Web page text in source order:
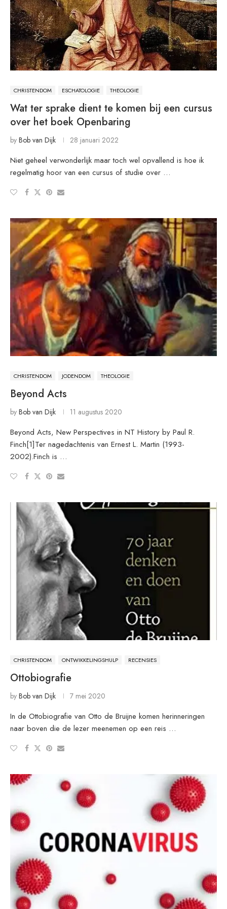
CHRISTENDOM ESCHATOLOGIE THEOLOGIE
Wat ter sprake dient te komen bij een cursus
over het boek Openbaring
by Bob van Dijk 28 januari 2022
Niet geheel verwonderlijk maar toch wel opvallend is hoe ik
regelmatig hoor van een cursus of studie over …
CHRISTENDOM JODENDOM THEOLOGIE
Beyond Acts
by Bob van Dijk 11 augustus 2020
Beyond Acts, New Perspectives in NT History by Paul R.
Finch[1]Ter nagedachtenis van Ernest L. Martin (1993-
2002).Finch is …
CHRISTENDOM ONTWIKKELINGSHULP RECENSIES
Ottobiografie
by Bob van Dijk 7 mei 2020
In de Ottobiografie van Otto de Bruijne komen herinneringen
naar boven die de lezer meenemen op een reis …